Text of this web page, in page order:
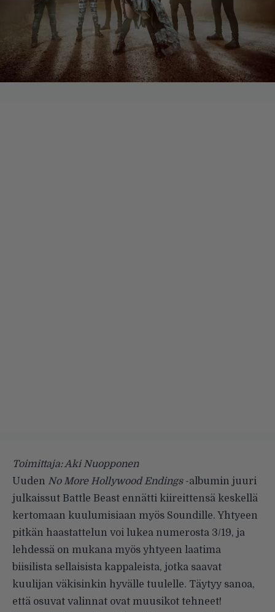
Toimittaja: Aki Nuopponen
Uuden No More Hollywood Endings-albumin juuri
julkaissut Battle Beast ennätti kiireittensä keskellä
kertomaan kuulumisiaan myös Soundille. Yhtyeen
pitkän haastattelun voi lukea numerosta 3/19, ja
lehdessä on mukana myös yhtyeen laatima
biisilista sellaisista kappaleista, jotka saavat
kuulijan väkisinkin hyvälle tuulelle. Täytyy sanoa,
että osuvat valinnat ovat muusikot tehneet!